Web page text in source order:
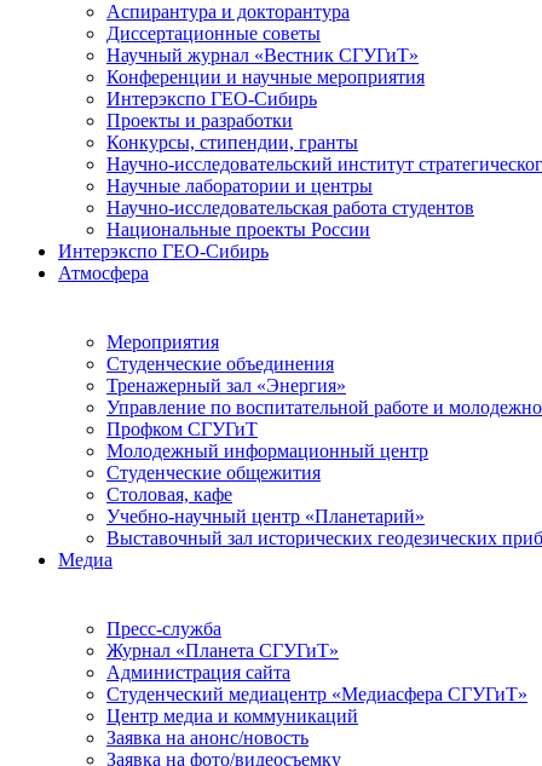
Аспирантура и докторантура
Диссертационные советы
Научный журнал «Вестник СГУГиТ»
Конференции и научные мероприятия
Интерэкспо ГЕО-Сибирь
Проекты и разработки
Конкурсы, стипендии, гранты
Научно-исследовательский институт
Научные лаборатории и центры
Научно-исследовательская работа студентов
Национальные проекты России
Интерэкспо ГЕО-Сибирь
Атмосфера
Мероприятия
Студенческие объединения
Тренажерный зал «Энергия»
Управление по воспитательной работе и
Профком СГУГиТ
Молодежный информационный центр
Студенческие общежития
Столовая, кафе
Учебно-научный центр «Планетарий»
Выставочный зал исторических геодезических
Медиа
Пресс-служба
Журнал «Планета СГУГиТ»
Администрация сайта
Студенческий медиацентр «Медиасфера СГУГиТ»
Центр медиа и коммуникаций
Заявка на анонс/новость
Заявка на фото/видеосъемку